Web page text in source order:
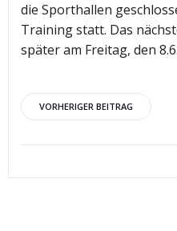
die Sporthallen
Training statt. Das
später am Freitag, den
VORHERIGER BEITRAG